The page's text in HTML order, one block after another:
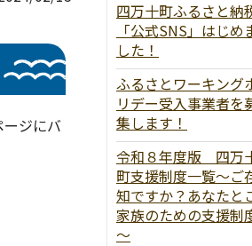
ジにバ
四万十町ふるさと納
「公式SNS」はじめ
した！
ふるさとワーキング
リデー受入事業者を
集します！
令和８年度版 四万
町支援制度一覧～ご
知ですか？あなたと
家族のための支援制
～